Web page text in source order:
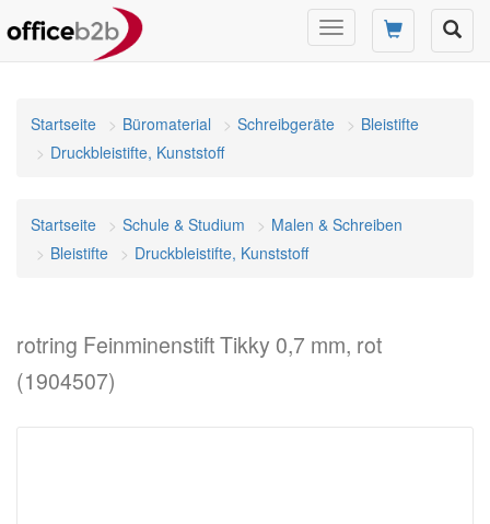
Navigation
umschalten
Startseite Büromaterial Schreibgeräte
Bleistifte
Druckbleistifte, Kunststoff
Startseite Schule & Studium
Malen & Schreiben
Bleistifte
Druckbleistifte, Kunststoff
rotring Feinminenstift Tikky 0,7 mm, rot
(1904507)